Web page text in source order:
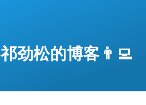
祁劲松的博客👨‍💻